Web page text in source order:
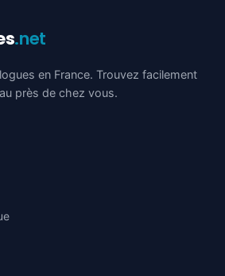
.net
en France. Trouvez facilement
près de chez vous.